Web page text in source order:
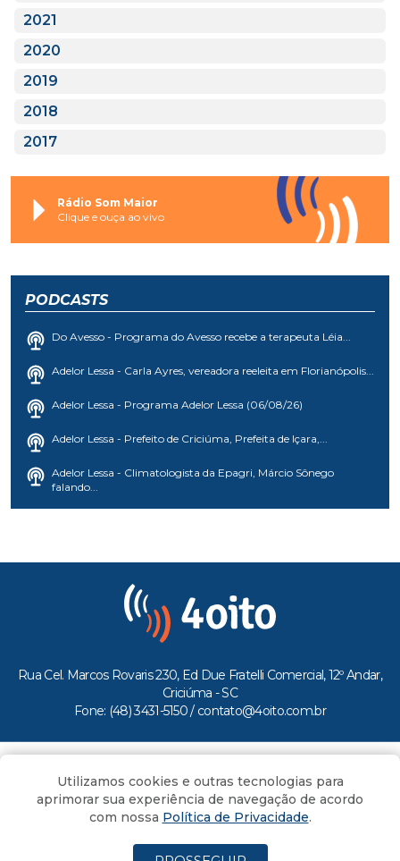
2021
2020
2019
2018
2017
Rádio Som Maior
Clique e ouça ao vivo
PODCASTS
Do Avesso - Programa do Avesso recebe a terapeuta Léia...
Adelor Lessa - Carla Ayres, vereadora reeleita em Florianópolis...
Adelor Lessa - Programa Adelor Lessa (06/08/26)
Adelor Lessa - Prefeito de Criciúma, Prefeita de Içara,...
Adelor Lessa - Climatologista da Epagri, Márcio Sônego
falando...
Rua Cel. Marcos Rovaris 230, Ed Due Fratelli Comercial, 12º Andar,
Criciúma - SC
Fone: (48) 3431-5150 / contato@4oito.com.br
Todos os direitos reservados ao Portal 4oito
Utilizamos cookies e outras tecnologias para
aprimorar sua experiência de navegação de acordo
com nossa Política de Privacidade.